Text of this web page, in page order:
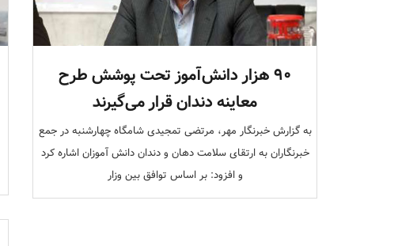
۹۰ هزار دانش‌آموز تحت پوشش طرح
معاینه دندان قرار می‌گیرند
به گزارش خبرنگار مهر، مرتضی تمجیدی شامگاه چهارشنبه در جمع
خبرنگاران به ارتقای سلامت دهان و دندان دانش آموزان اشاره کرد
و افزود: بر اساس توافق بین وزار